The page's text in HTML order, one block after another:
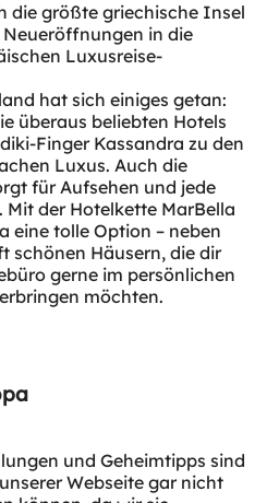
die größte griechische Insel
in die
Luxusreise-
hat sich einiges getan:
überaus beliebten Hotels
Finger Kassandra zu den
Luxus. Auch die
für Aufsehen und jede
Mit der Hotelkette MarBella
eine tolle Option – neben
schönen Häusern, die dir
gerne im persönlichen
möchten.
und Geheimtipps sind
Webseite gar nicht